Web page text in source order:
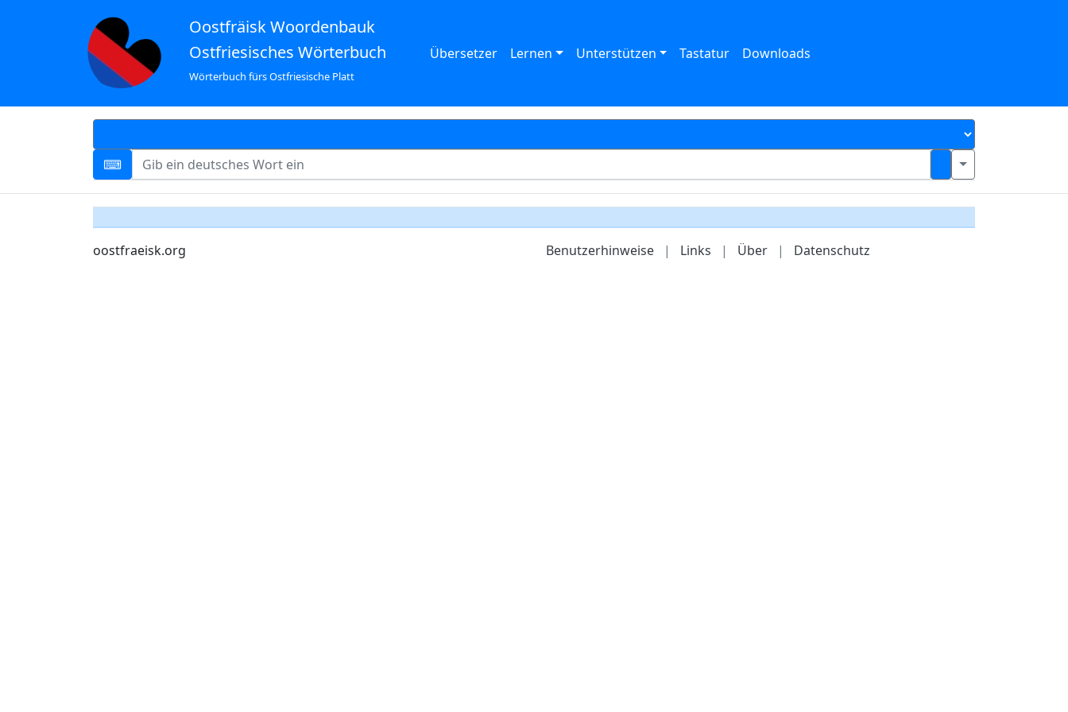
Oostfräisk Woordenbauk
Ostfriesisches Wörterbuch
Wörterbuch fürs Ostfriesische Platt
Übersetzer Lernen Unterstützen Tastatur Downloads
oostfraeisk.org Benutzerhinweise | Links | Über | Datenschutz